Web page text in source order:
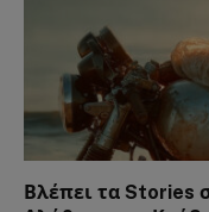
Βλέπει τα Stories